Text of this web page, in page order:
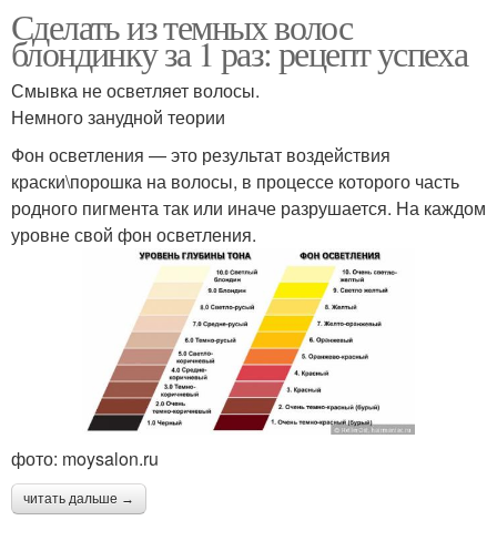
Сделать из темных волос
блондинку за 1 раз: рецепт успеха
Смывка не осветляет волосы.
Немного занудной теории
Фон осветления — это результат воздействия
краски\порошка на волосы, в процессе которого часть
родного пигмента так или иначе разрушается. На каждом
уровне свой фон осветления.
фото: moysalon.ru
читать дальше →